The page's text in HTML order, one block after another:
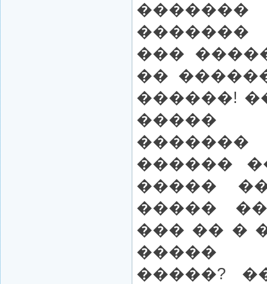
���
��
������!
�����
������
�����
�����
��� �� �
�����
�����?